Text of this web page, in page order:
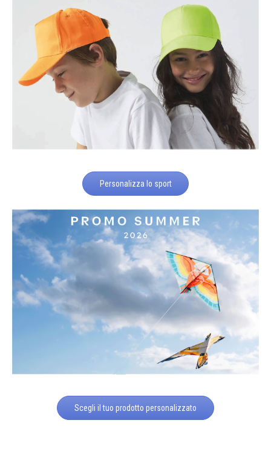
Personalizza lo sport
Scegli il tuo prodotto personalizzato